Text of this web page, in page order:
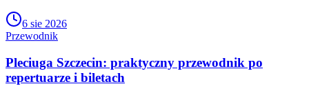
6 sie 2026
Przewodnik
Pleciuga Szczecin: praktyczny przewodnik po
repertuarze i biletach